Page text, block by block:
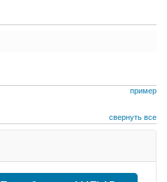
пример
свернуть все